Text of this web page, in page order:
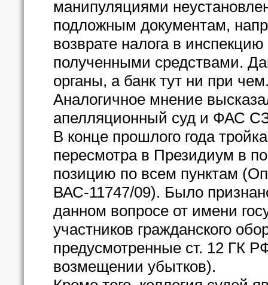
манипуляциями
подложным документам,
возврате налога в
полученными средствами.
органы, а банк тут ни при
Аналогичное мнение
апелляционный суд и ФАС
В конце прошлого года
пересмотра в Президиум в
позицию по всем пунктам
ВАС-11747/09). Было
данном вопросе от имени
участников гражданского
предусмотренные ст. 12 ГК
возмещении убытков).